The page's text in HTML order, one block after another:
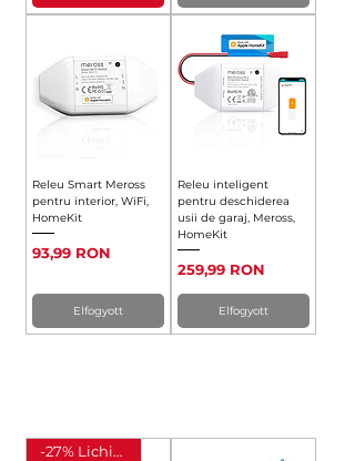
Releu Smart Meross
pentru interior, WiFi,
HomeKit
Ár
93,99 RON
Elfogyott
Releu inteligent
pentru deschiderea
usii de garaj, Meross,
HomeKit
Ár
259,99 RON
Elfogyott
-27% Lichidare